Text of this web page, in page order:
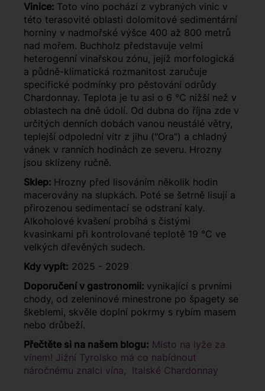
Vinice: Toto víno pochází z vybraných vinic v
této terasovité oblasti dolomitové sedimentární
horniny v nadmořské výšce 400 až 800 metrů
nad mořem. Buchholz představuje velmi
heterogenní vinařskou zónu, jejíž morfologická
a půdně-klimatická rozmanitost zaručuje
specifické podmínky pro pěstování odrůdy
Chardonnay. Teplota je tu asi o 6 °C nižší než v
oblastech na dně údolí. Od dubna do října zde v
určitých denních dobách vanou neustálé větry,
teplejší odpolední vítr z jihu ("Ora") a chladný
vánek v ranních hodinách ze severu. Hrozny
jsou sklízeny ručně.
Sklep: Hrozny před lisováním několik hodin
macerovány na slupkách. Poté se šetrně lisují a
přirozenou sedimentací se odstraní kaly.
Alkoholové kvašení probíhá s čistými
kvasinkami při kontrolované teplotě 19 °C ve
velkých dřevěných sudech.
Kdy vypít: 2025 - 2029
Doporučení v gastronomii: vynikající s prvními
chody, od zeleninové minestrone po špagety se
škeblemi, skvěle doplní pokrmy s rybím masem
nebo drůbeží.
Přečtěte si na našem blogu: Místo na lyže za
vínem! Jižní Tyrolsko má co nabídnout
náročnému znalci vína, Italské Chardonnay